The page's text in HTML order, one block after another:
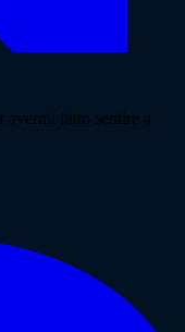
avermi fatto sentire a